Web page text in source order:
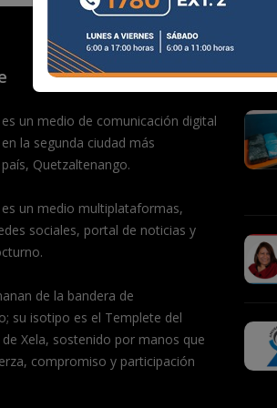
es un medio de comunicación digital
la segunda ciudad más
Quetzaltenango.
es un medio multiplataformas,
sociales, portal de noticias y
de la bandera de
su isotipo es el Templete del
de Xela, sostenido por manos que
compromiso y participación